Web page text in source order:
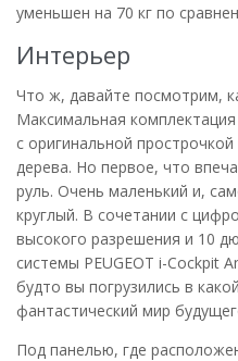
уменьшен на 70 кг по
Интерьер
Что ж, давайте посмотрим,
Максимальная
с оригинальной
дерева. Но первое, что
руль. Очень маленький и,
круглый. В сочетании с
высокого разрешения и 10
системы PEUGEOT i-Cockpit
будто вы погрузились в
фантастический мир
Под панелью, где